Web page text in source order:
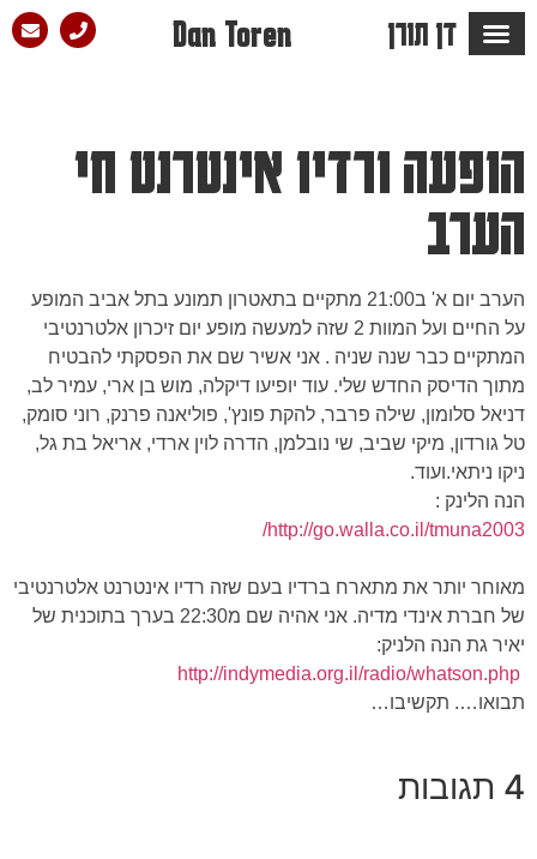
דן תורן Dan Toren
הופעה ורדיו אינטרנט חי
הערב
הערב יום א' ב21:00 מתקיים בתאטרון תמונע בתל אביב המופע
על החיים ועל המוות 2 שזה למעשה מופע יום זיכרון אלטרנטיבי
המתקיים כבר שנה שניה . אני אשיר שם את הפסקתי להבטיח
מתוך הדיסק החדש שלי. עוד יופיעו דיקלה, מוש בן ארי, עמיר לב,
דניאל סלומון, שילה פרבר, להקת פונץ', פוליאנה פרנק, רוני סומק,
טל גורדון, מיקי שביב, שי נובלמן, הדרה לוין ארדי, אריאל בת גל,
ניקו ניתאי.ועוד.
הנה הלינק :
http://go.walla.co.il/tmuna2003/
מאוחר יותר את מתארח ברדיו בעם שזה רדיו אינטרנט אלטרנטיבי
של חברת אינדי מדיה. אני אהיה שם מ22:30 בערך בתוכנית של
יאיר גת הנה הלניק:
http://indymedia.org.il/radio/whatson.php
תבואו…. תקשיבו…
4 תגובות